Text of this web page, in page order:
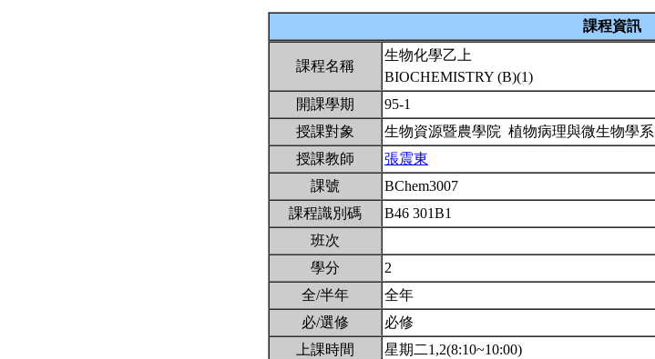
課程資訊
課程名稱
生物化學乙上
BIOCHEMISTRY (B)(1)
開課學期
95-1
授課對象
生物資源暨農學院 植物病理與微生物學系
授課教師
張震東
課號
BChem3007
課程識別碼
B46 301B1
班次
學分
2
全/半年
全年
必/選修
必修
上課時間
星期二1,2(8:10~10:00)